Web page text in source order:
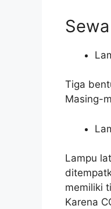
Tiga
Masing-
Lampu
memiliki
Karena